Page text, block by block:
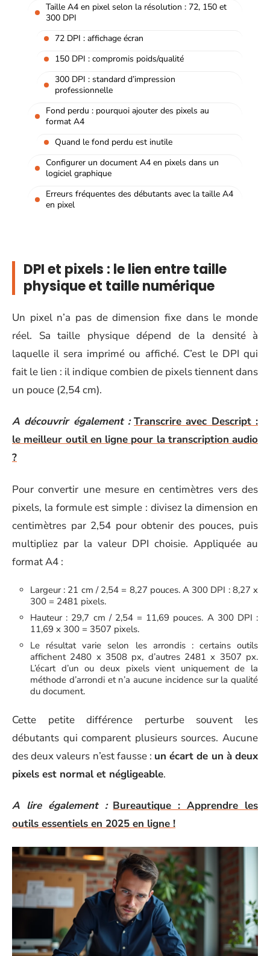
Taille A4 en pixel selon la résolution : 72, 150 et
300 DPI
72 DPI : affichage écran
150 DPI : compromis poids/qualité
300 DPI : standard d’impression
professionnelle
Fond perdu : pourquoi ajouter des pixels au
format A4
Quand le fond perdu est inutile
Configurer un document A4 en pixels dans un
logiciel graphique
Erreurs fréquentes des débutants avec la taille A4
en pixel
DPI et pixels : le lien entre taille
physique et taille numérique
Un pixel n’a pas de dimension fixe dans le monde
réel. Sa taille physique dépend de la densité à
laquelle il sera imprimé ou affiché. C’est le DPI qui
fait le lien : il indique combien de pixels tiennent dans
un pouce (2,54 cm).
A découvrir également : Transcrire avec Descript :
le meilleur outil en ligne pour la transcription audio
?
Pour convertir une mesure en centimètres vers des
pixels, la formule est simple : divisez la dimension en
centimètres par 2,54 pour obtenir des pouces, puis
multipliez par la valeur DPI choisie. Appliquée au
format A4 :
Largeur : 21 cm / 2,54 = 8,27 pouces. A 300 DPI : 8,27 x
300 = 2481 pixels.
Hauteur : 29,7 cm / 2,54 = 11,69 pouces. A 300 DPI :
11,69 x 300 = 3507 pixels.
Le résultat varie selon les arrondis : certains outils
affichent 2480 x 3508 px, d’autres 2481 x 3507 px.
L’écart d’un ou deux pixels vient uniquement de la
méthode d’arrondi et n’a aucune incidence sur la qualité
du document.
Cette petite différence perturbe souvent les
débutants qui comparent plusieurs sources. Aucune
des deux valeurs n’est fausse : un écart de un à deux
pixels est normal et négligeable.
A lire également : Bureautique : Apprendre les
outils essentiels en 2025 en ligne !